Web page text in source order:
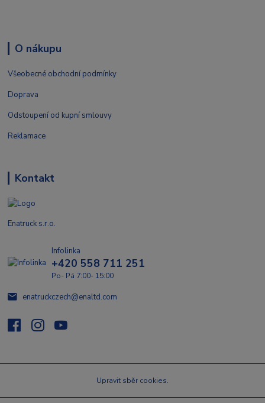
O nákupu
Všeobecné obchodní podmínky
Doprava
Odstoupení od kupní smlouvy
Reklamace
Kontakt
Enatruck s.r.o.
Infolinka
+420 558 711 251
Po- Pá 7:00- 15:00
enatruckczech@enaltd.com
Upravit sběr cookies.